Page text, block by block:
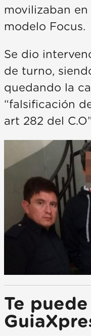
movilizaban
modelo Focus.
Se dio
de turno,
quedando la
“falsificación
art 282 del
Te